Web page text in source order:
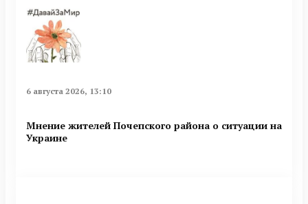
6 августа 2026, 13:10
Мнение жителей Почепского района о ситуации на
Украине